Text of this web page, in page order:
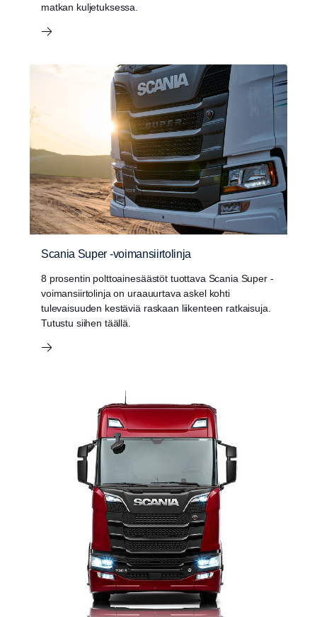
matkan kuljetuksessa.
Scania Super -voimansiirtolinja
8 prosentin polttoainesäästöt tuottava Scania Super -
voimansiirtolinja on uraauurtava askel kohti
tulevaisuuden kestäviä raskaan liikenteen ratkaisuja.
Tutustu siihen täällä.